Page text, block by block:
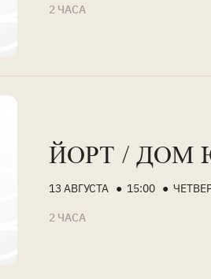
2 ЧАСА
ЙОРТ / ДОМ
13 АВГУСТА ● 15:00 ●
2 ЧАСА